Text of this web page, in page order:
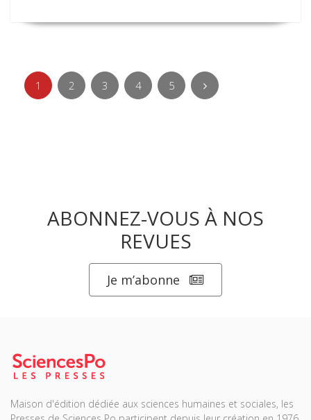
1 2 3 4 5
ABONNEZ-VOUS À NOS
REVUES
Je m’abonne
Maison d'édition dédiée aux sciences humaines et sociales, les